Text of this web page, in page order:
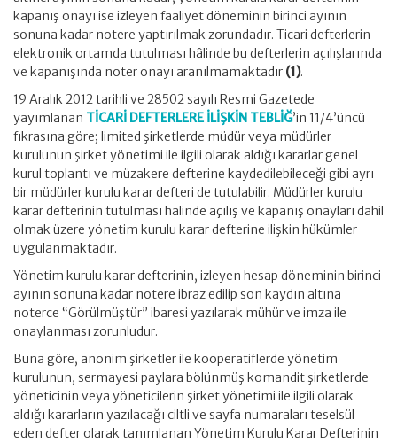
kapanış onayı ise izleyen faaliyet döneminin birinci ayının
sonuna kadar notere yaptırılmak zorundadır. Ticari defterlerin
elektronik ortamda tutulması hâlinde bu defterlerin açılışlarında
ve kapanışında noter onayı aranılmamaktadır (1).
19 Aralık 2012 tarihli ve 28502 sayılı Resmi Gazetede
yayımlanan TİCARİ DEFTERLERE İLİŞKİN TEBLİĞ’in 11/4’üncü
fıkrasına göre; limited şirketlerde müdür veya müdürler
kurulunun şirket yönetimi ile ilgili olarak aldığı kararlar genel
kurul toplantı ve müzakere defterine kaydedilebileceği gibi ayrı
bir müdürler kurulu karar defteri de tutulabilir. Müdürler kurulu
karar defterinin tutulması halinde açılış ve kapanış onayları dahil
olmak üzere yönetim kurulu karar defterine ilişkin hükümler
uygulanmaktadır.
Yönetim kurulu karar defterinin, izleyen hesap döneminin birinci
ayının sonuna kadar notere ibraz edilip son kaydın altına
noterce “Görülmüştür” ibaresi yazılarak mühür ve imza ile
onaylanması zorunludur.
Buna göre, anonim şirketler ile kooperatiflerde yönetim
kurulunun, sermayesi paylara bölünmüş komandit şirketlerde
yöneticinin veya yöneticilerin şirket yönetimi ile ilgili olarak
aldığı kararların yazılacağı ciltli ve sayfa numaraları teselsül
eden defter olarak tanımlanan Yönetim Kurulu Karar Defterinin